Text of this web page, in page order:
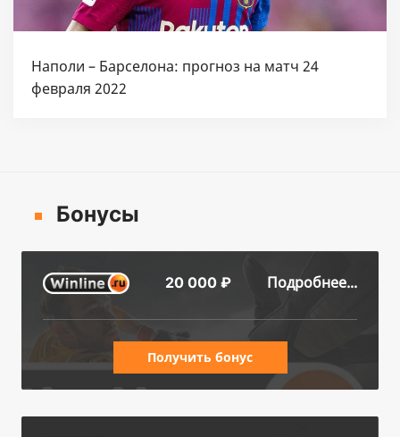
Наполи – Барселона: прогноз на матч 24
февраля 2022
Бонусы
20 000 ₽ Подробнее...
Получить бонус